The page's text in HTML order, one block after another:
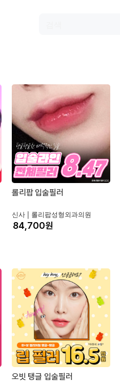
롤리팝 입술필러
신사 | 롤리팝성형외과의원
원
오빗 탱글 입술필러